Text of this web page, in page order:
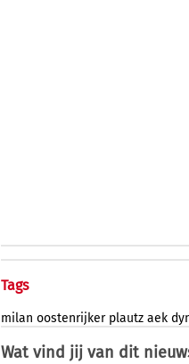
Tags
milan oostenrijker plautz aek
Wat vind jij van dit